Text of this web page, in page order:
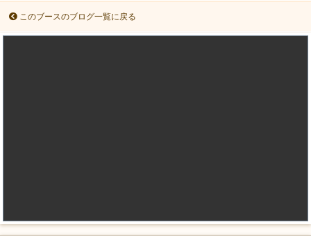
このブースのブログ一覧に戻る